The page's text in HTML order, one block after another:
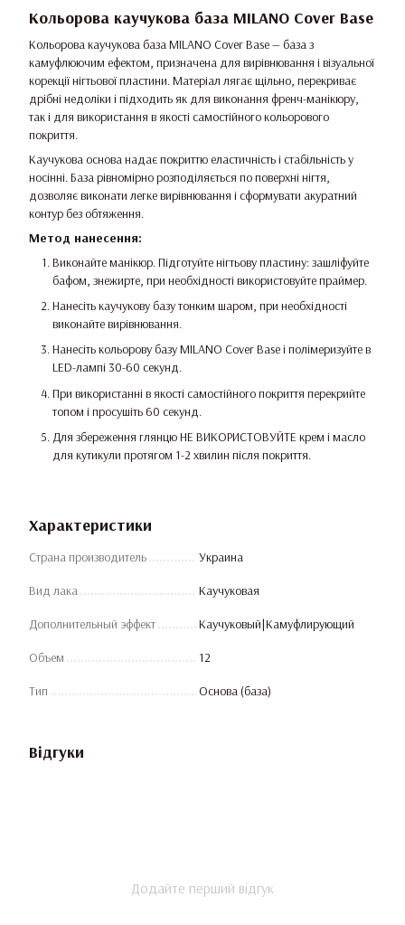
Кольорова каучукова база MILANO Cover Base
Кольорова каучукова база MILANO Cover Base — база з
камуфлюючим ефектом, призначена для вирівнювання і візуальної
корекції нігтьової пластини. Матеріал лягає щільно, перекриває
дрібні недоліки і підходить як для виконання френч-манікюру,
так і для використання в якості самостійного кольорового
покриття.
Каучукова основа надає покриттю еластичність і стабільність у
носінні. База рівномірно розподіляється по поверхні нігтя,
дозволяє виконати легке вирівнювання і сформувати акуратний
контур без обтяження.
Метод нанесення:
Виконайте манікюр. Підготуйте нігтьову пластину: зашліфуйте
бафом, знежирте, при необхідності використовуйте праймер.
Нанесіть каучукову базу тонким шаром, при необхідності
виконайте вирівнювання.
Нанесіть кольорову базу MILANO Cover Base і полімеризуйте в
LED-лампі 30-60 секунд.
При використанні в якості самостійного покриття перекрийте
топом і просушіть 60 секунд.
Для збереження глянцю НЕ ВИКОРИСТОВУЙТЕ крем і масло
для кутикули протягом 1-2 хвилин після покриття.
Характеристики
Страна производитель Украина
Вид лака Каучуковая
Дополнительный эффект Каучуковый|Камуфлирующий
Объем 12
Тип Основа (база)
Відгуки
Додайте перший відгук